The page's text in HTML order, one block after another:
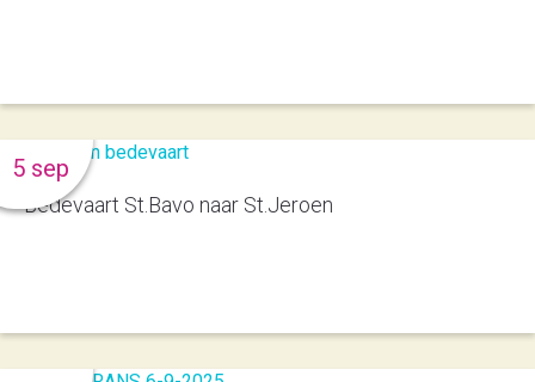
Bedevaart St.Bavo naar St.Jeroen
5 sep